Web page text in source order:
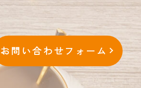
お問い合わせフォーム